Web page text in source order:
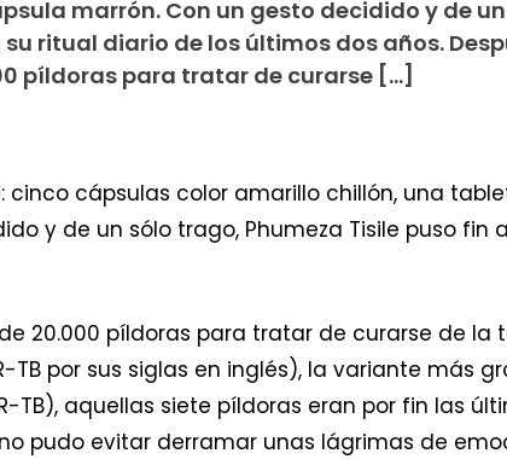
marrón. Con un gesto decidido y de
ritual diario de los últimos dos años.
píldoras para tratar de curarse […]
cinco cápsulas color amarillo chillón, una
y de un sólo trago, Phumeza Tisile puso fin
20.000 píldoras para tratar de curarse de la
por sus siglas en inglés), la variante más
TB), aquellas siete píldoras eran por fin las
pudo evitar derramar unas lágrimas de